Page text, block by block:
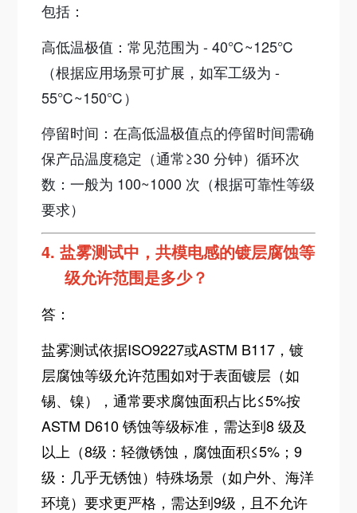
包括：
高低温极值：常见范围为 - 40℃~125℃
（根据应用场景可扩展，如军工级为 -
55℃~150℃）
停留时间：在高低温极值点的停留时间需确
保产品温度稳定（通常≥30 分钟）循环次
数：一般为 100~1000 次（根据可靠性等级
要求）
4.盐雾测试中，共模电感的镀层腐蚀等
级允许范围是多少？
答：
盐雾测试依据ISO9227或ASTM B117，镀
层腐蚀等级允许范围如对于表面镀层（如
锡、镍），通常要求腐蚀面积占比≤5%按
ASTM D610 锈蚀等级标准，需达到8 级及
以上（8级：轻微锈蚀，腐蚀面积≤5%；9
级：几乎无锈蚀）特殊场景（如户外、海洋
环境）要求更严格，需达到9级，且不允许